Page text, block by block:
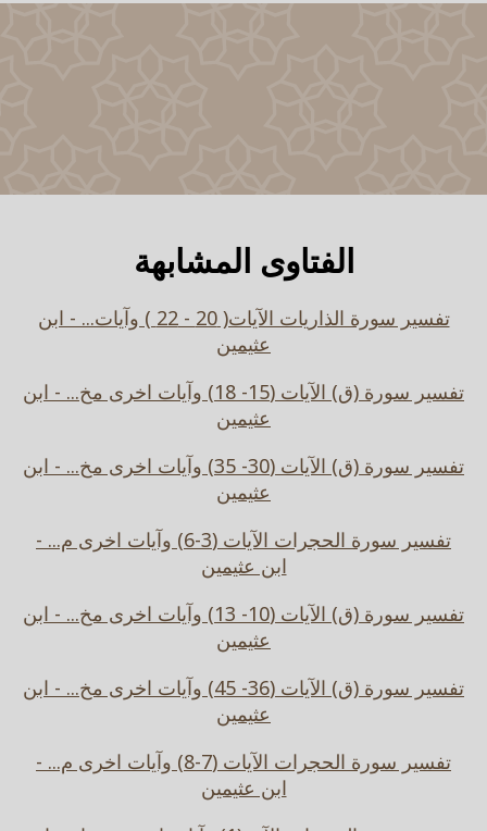
الفتاوى المشابهة
تفسير سورة الذاريات الآيات( 20 - 22 ) وآيات... - ابن
عثيمين
تفسير سورة (ق) الآيات (15- 18) وآيات اخرى مخ... - ابن
عثيمين
تفسير سورة (ق) الآيات (30- 35) وآيات اخرى مخ... - ابن
عثيمين
تفسير سورة الحجرات الآيات (3-6) وآيات اخرى م... -
ابن عثيمين
تفسير سورة (ق) الآيات (10- 13) وآيات اخرى مخ... - ابن
عثيمين
تفسير سورة (ق) الآيات (36- 45) وآيات اخرى مخ... - ابن
عثيمين
تفسير سورة الحجرات الآيات (7-8) وآيات اخرى م... -
ابن عثيمين